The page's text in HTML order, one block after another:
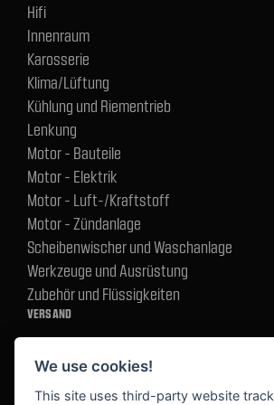
Hifi
Innenraum
Karosserie
Klima/Lüftung
Kühlung und Riementrieb
Lenkung
Motor - Bauteile
Motor - Elektrik
Motor - Luft-/Kraftstoff
Motor - Zündanlage
Scheibenwischer und Waschanlage
Werkzeuge und Ausrüstung
Zubehör und Flüssigkeiten
VERSAND
We use cookies!
This site uses third-party website